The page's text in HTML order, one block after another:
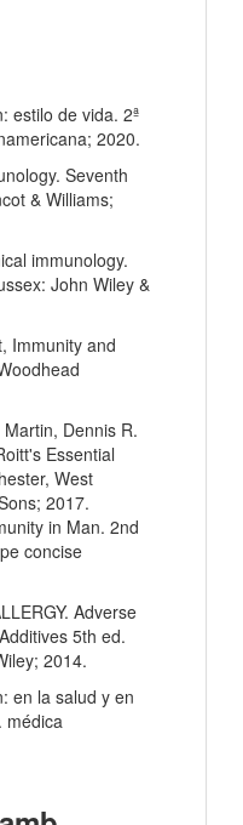
estilo de vida. 2ª
2020.
Seventh
& Williams;
immunology.
John Wiley &
Immunity and
Dennis R.
Essential
West
2017.
in Man. 2nd
concise
Adverse
5th ed.
2014.
en la salud y en
médica